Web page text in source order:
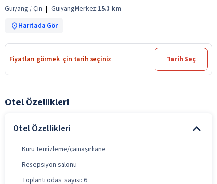
Guiyang / Çin | GuiyangMerkez:15.3 km
Haritada Gör
Fiyatları görmek için tarih seçiniz Tarih Seç
Otel Özellikleri
Otel Özellikleri
Kuru temizleme/çamaşırhane
Resepsiyon salonu
Toplantı odası sayısı: 6